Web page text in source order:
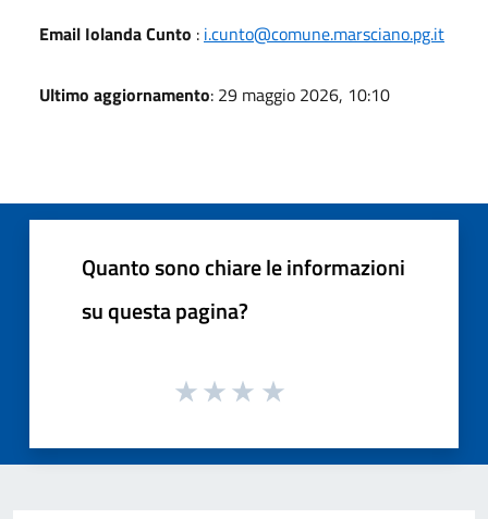
Email Iolanda Cunto : i.cunto@comune.marsciano.pg.it
Ultimo aggiornamento: 29 maggio 2026, 10:10
Quanto sono chiare le informazioni
su questa pagina?